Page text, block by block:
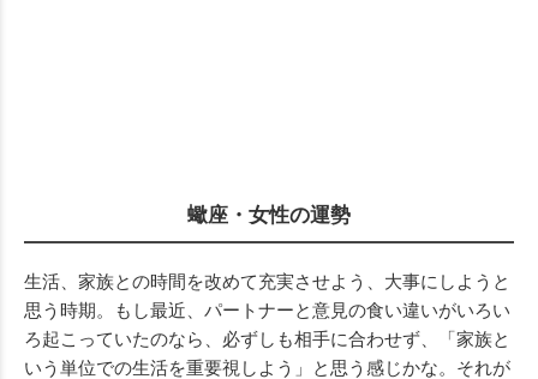
蠍座・女性の運勢
生活、家族との時間を改めて充実させよう、大事にしようと
思う時期。もし最近、パートナーと意見の食い違いがいろい
ろ起こっていたのなら、必ずしも相手に合わせず、「家族と
いう単位での生活を重要視しよう」と思う感じかな。それが